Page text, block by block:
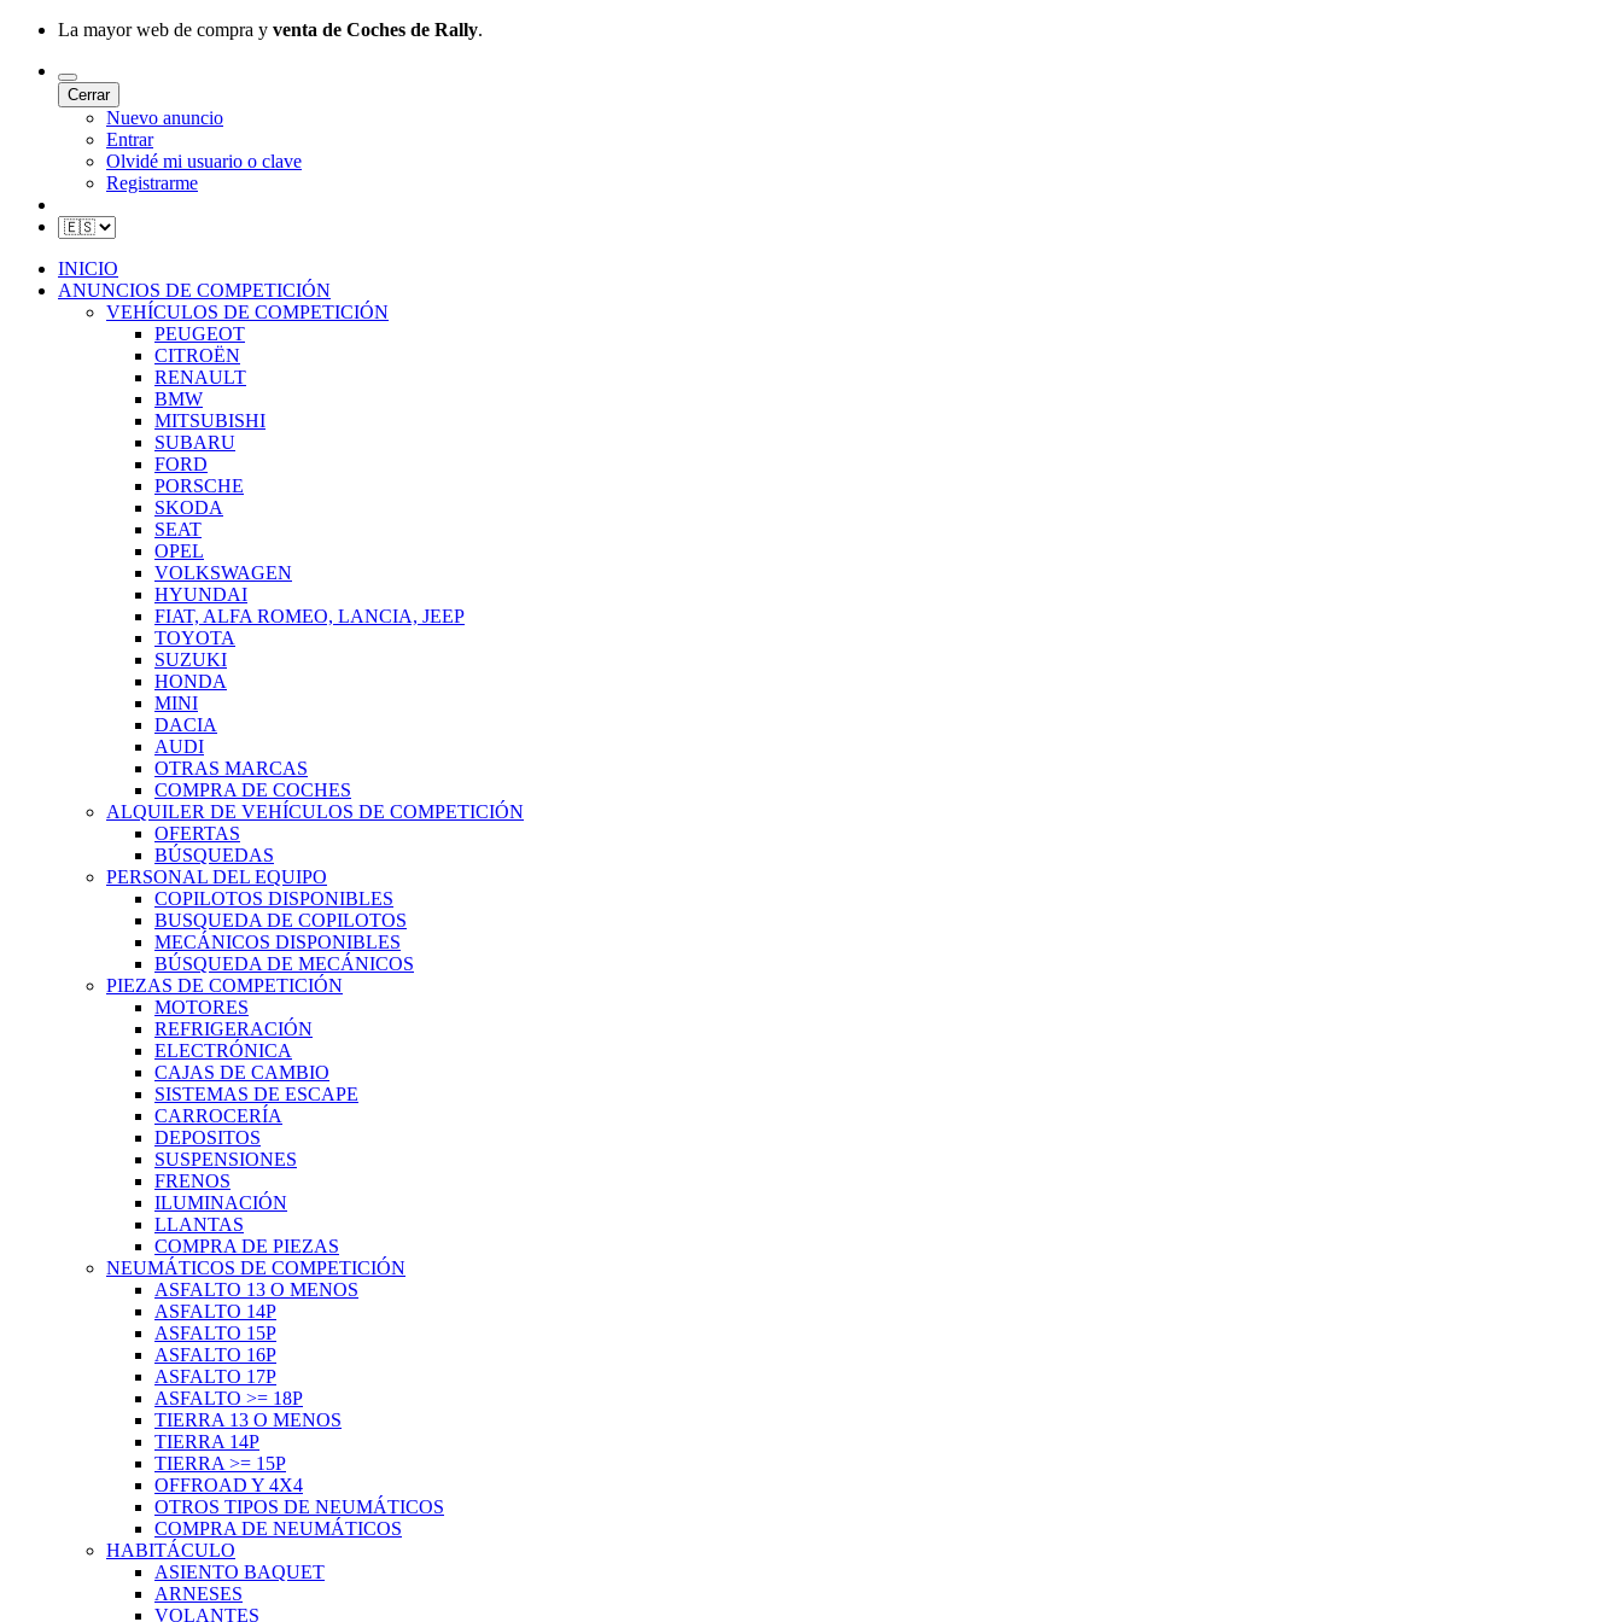
La mayor web de compra y venta de Coches de Rally.
Cerrar
Nuevo anuncio
Entrar
Olvidé mi usuario o clave
Registrarme
INICIO
ANUNCIOS DE COMPETICIÓN
VEHÍCULOS DE COMPETICIÓN
PEUGEOT
CITROËN
RENAULT
BMW
MITSUBISHI
SUBARU
FORD
PORSCHE
SKODA
SEAT
OPEL
VOLKSWAGEN
HYUNDAI
FIAT, ALFA ROMEO, LANCIA, JEEP
TOYOTA
SUZUKI
HONDA
MINI
DACIA
AUDI
OTRAS MARCAS
COMPRA DE COCHES
ALQUILER DE VEHÍCULOS DE COMPETICIÓN
OFERTAS
BÚSQUEDAS
PERSONAL DEL EQUIPO
COPILOTOS DISPONIBLES
BUSQUEDA DE COPILOTOS
MECÁNICOS DISPONIBLES
BÚSQUEDA DE MECÁNICOS
PIEZAS DE COMPETICIÓN
MOTORES
REFRIGERACIÓN
ELECTRÓNICA
CAJAS DE CAMBIO
SISTEMAS DE ESCAPE
CARROCERÍA
DEPOSITOS
SUSPENSIONES
FRENOS
ILUMINACIÓN
LLANTAS
COMPRA DE PIEZAS
NEUMÁTICOS DE COMPETICIÓN
ASFALTO 13 O MENOS
ASFALTO 14P
ASFALTO 15P
ASFALTO 16P
ASFALTO 17P
ASFALTO >= 18P
TIERRA 13 O MENOS
TIERRA 14P
TIERRA >= 15P
OFFROAD Y 4X4
OTROS TIPOS DE NEUMÁTICOS
COMPRA DE NEUMÁTICOS
HABITÁCULO
ASIENTO BAQUET
ARNESES
VOLANTES